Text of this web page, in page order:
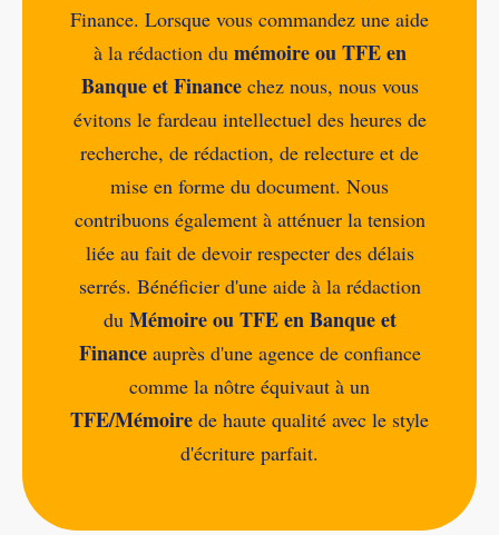
Finance. Lorsque vous commandez une aide
à la rédaction du mémoire ou TFE en
Banque et Financechez nous, nous vous
évitons le fardeau intellectuel des heures de
recherche, de rédaction, de relecture et de
mise en forme du document. Nous
contribuons également à atténuer la tension
liée au fait de devoir respecter des délais
serrés. Bénéficier d'une aide à la rédaction
du Mémoire ou TFE en Banque et
Financeauprès d'une agence de confiance
comme la nôtre équivaut à un
TFE/Mémoire de haute qualité avec le style
d'écriture parfait.